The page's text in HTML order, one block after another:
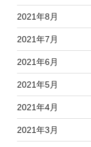
2021年8月
2021年7月
2021年6月
2021年5月
2021年4月
2021年3月